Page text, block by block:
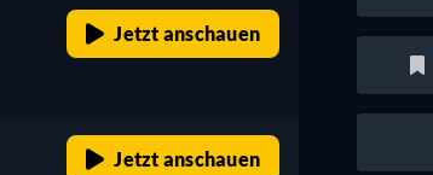
Jetzt anschauen
Jetzt anschauen